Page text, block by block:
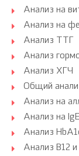
Анализ на
Анализ на
Анализ ТТГ
Анализ
Анализ ХГЧ
Общий
Анализ на
Анализ на IgE
Анализ
Анализ B12 и